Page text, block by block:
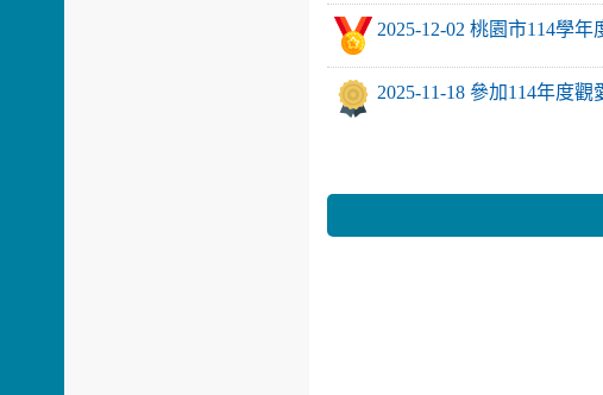
2025-12-02 桃園市114學
2025-11-18 參加114年度